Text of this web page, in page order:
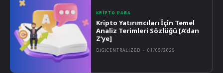
KRIPTO PARA
Kripto Yatırımcıları İçin Temel
Analiz Terimleri Sözlüğü [A’dan
Z’ye]
DIGICENTRALIZED - 01/05/2025